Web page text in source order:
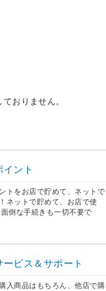
おりません。
イント
トをお店で貯めて、ネットで
ネットで貯めて、お店で使
面倒な手続きも一切不要で
ービス＆サポート
入商品はもちろん、他店で購